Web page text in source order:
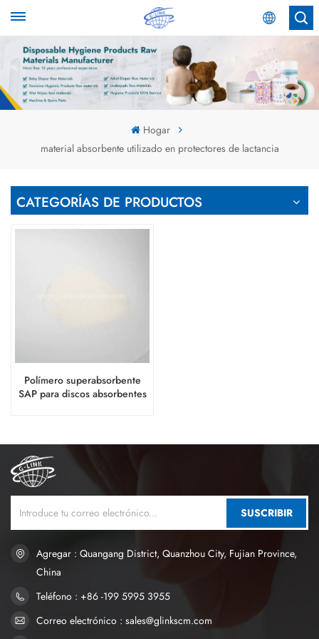
Español
English
عربي
Hogar
material absorbente utilizado en protectores de lactancia
CATEGORÍAS DE PRODUCTOS
Polímero superabsorbente
SAP para discos absorbentes
SUSCRIBIR
Agregar : Quangang District, Quanzhou City, Fujian Province,
China
Teléfono : +86 -199 5995 3955
Correo electrónico : sales@glinkscm.com